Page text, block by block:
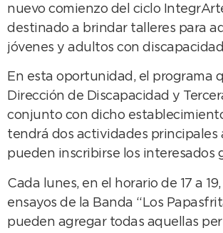
nuevo comienzo del ciclo
destinado a brindar talleres para
jóvenes y adultos con
En esta oportunidad, el programa
Dirección de Discapacidad y
conjunto con dicho
tendrá dos actividades principales
pueden inscribirse los interesados
Cada lunes, en el horario de 17 a
ensayos de la Banda “Los
pueden agregar todas aquellas